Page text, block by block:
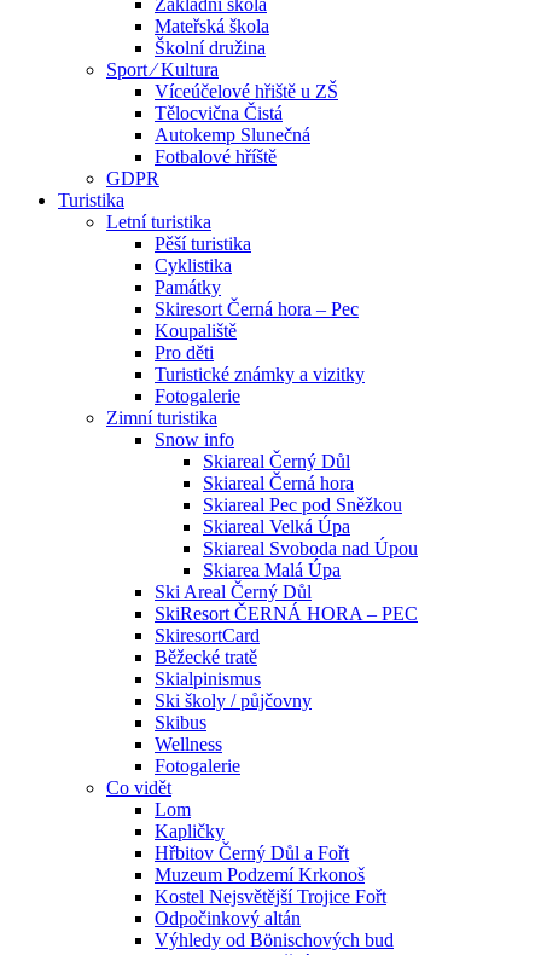
Základní škola
Mateřská škola
Školní družina
Sport ⁄ Kultura
Víceúčelové hřiště u ZŠ
Tělocvična Čistá
Autokemp Slunečná
Fotbalové hříště
GDPR
Turistika
Letní turistika
Pěší turistika
Cyklistika
Památky
Skiresort Černá hora – Pec
Koupaliště
Pro děti
Turistické známky a vizitky
Fotogalerie
Zimní turistika
Snow info
Skiareal Černý Důl
Skiareal Černá hora
Skiareal Pec pod Sněžkou
Skiareal Velká Úpa
Skiareal Svoboda nad Úpou
Skiarea Malá Úpa
Ski Areal Černý Důl
SkiResort ČERNÁ HORA – PEC
SkiresortCard
Běžecké tratě
Skialpinismus
Ski školy / půjčovny
Skibus
Wellness
Fotogalerie
Co vidět
Lom
Kapličky
Hřbitov Černý Důl a Fořt
Muzeum Podzemí Krkonoš
Kostel Nejsvětější Trojice Fořt
Odpočinkový altán
Výhledy od Bönischových bud